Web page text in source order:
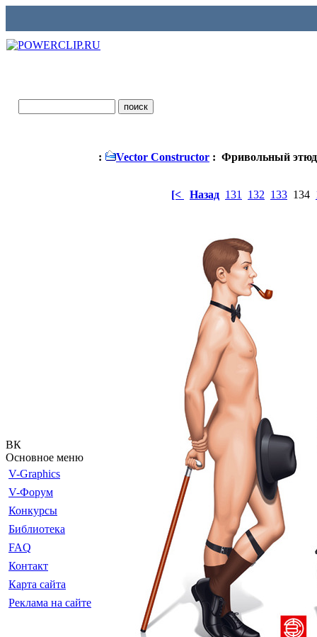
ВК
Основное меню
V-Graphics
V-Форум
Конкурсы
Библиотека
FAQ
Контакт
Карта сайта
Реклама на сайте
: Vector Constructor : Фривольный этюд
[< Назад 131 132 133 134